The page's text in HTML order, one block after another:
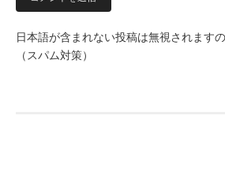
日本語が含まれない投稿は無視されます
（スパム対策）